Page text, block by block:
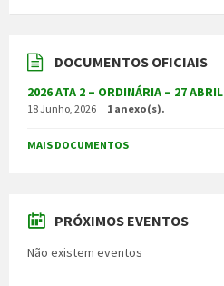
DOCUMENTOS OFICIAIS
2026 ATA 2 – ORDINÁRIA – 27 ABRIL
18 Junho, 2026 1 anexo(s).
MAIS DOCUMENTOS
PRÓXIMOS EVENTOS
Não existem eventos